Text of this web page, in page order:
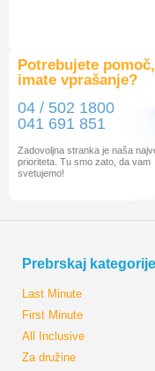
Potrebujete pomoč,
imate vprašanje?
04 / 502 1800
041 691 851
Zadovoljna stranka je naša
prioriteta. Tu smo zato, da vam
svetujemo!
Prebrskaj kategorije
Last Minute
First Minute
All Inclusive
Za družine